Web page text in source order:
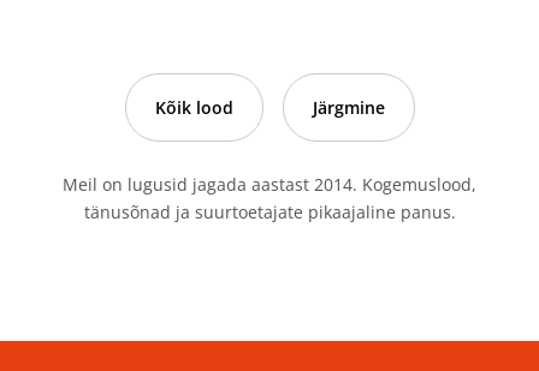
Kõik lood Järgmine
Meil on lugusid jagada aastast 2014. Kogemuslood,
tänusõnad ja suurtoetajate pikaajaline panus.